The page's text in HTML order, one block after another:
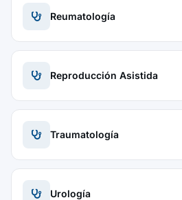
Reumatología
Reproducción Asistida
Traumatología
Urología